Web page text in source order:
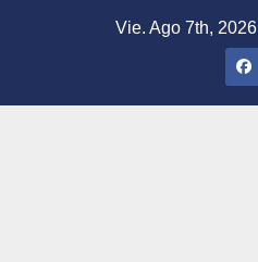
Vie. Ago 7th, 2026